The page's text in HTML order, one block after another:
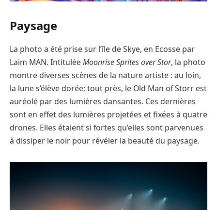
Paysage
La photo a été prise sur l’île de Skye, en Ecosse par
Laim MAN. IntituléeMoonrise Sprites over Stor, la photo
montre diverses scènes de la nature artiste : au loin,
la lune s’élève dorée; tout près, le Old Man of Storr est
auréolé par des lumières dansantes. Ces dernières
sont en effet des lumières projetées et fixées à quatre
drones. Elles étaient si fortes qu’elles sont parvenues
à dissiper le noir pour révéler la beauté du paysage.